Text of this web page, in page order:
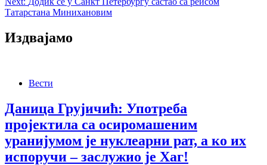
Татарстана Минихановим
Издвајамо
Вести
Даница Грујичић: Употреба
пројектила са осиромашеним
уранијумом је нуклеарни рат, а ко их
испоручи – заслужио је Хаг!